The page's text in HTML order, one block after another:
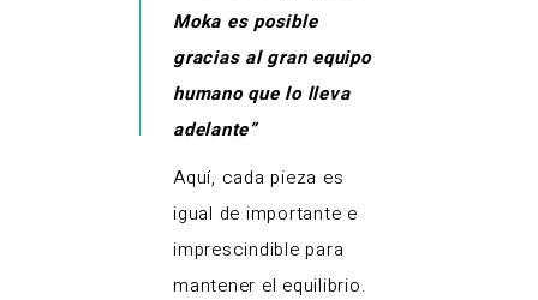
Moka es posible
gracias al gran equipo
humano que lo lleva
adelante”
Aquí, cada pieza es
igual de importante e
imprescindible para
mantener el equilibrio.